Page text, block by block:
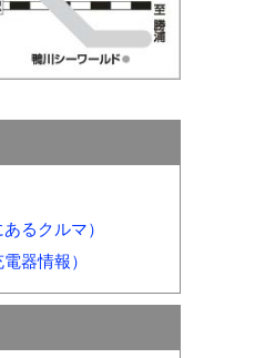
るクルマ）
器情報）